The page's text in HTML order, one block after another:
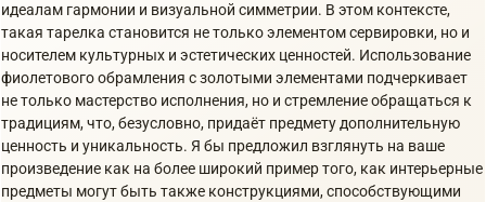
идеалам гармонии и визуальной симметрии. В этом контексте,
такая тарелка становится не только элементом сервировки, но и
носителем культурных и эстетических ценностей. Использование
фиолетового обрамления с золотыми элементами подчеркивает
не только мастерство исполнения, но и стремление обращаться к
традициям, что, безусловно, придаёт предмету дополнительную
ценность и уникальность. Я бы предложил взглянуть на ваше
произведение как на более широкий пример того, как интерьерные
предметы могут быть также конструкциями, способствующими